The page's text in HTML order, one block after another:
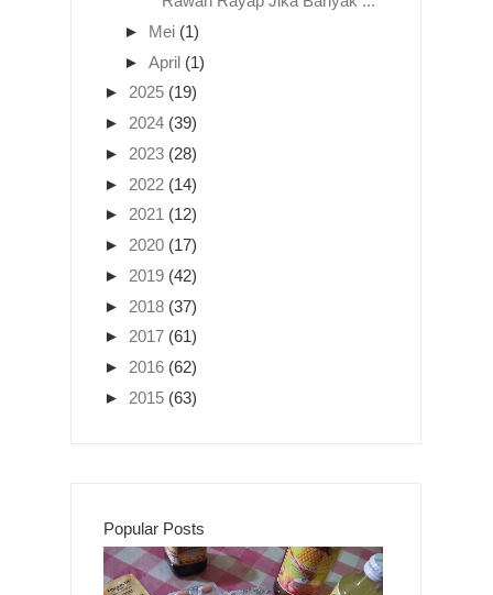
► Mei (1)
► April (1)
► 2025 (19)
► 2024 (39)
► 2023 (28)
► 2022 (14)
► 2021 (12)
► 2020 (17)
► 2019 (42)
► 2018 (37)
► 2017 (61)
► 2016 (62)
► 2015 (63)
Popular Posts